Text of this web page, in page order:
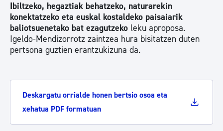
Ibiltzeko, hegaztiak behatzeko, naturarekin
konektatzeko eta euskal kostaldeko paisaiarik
baliotsuenetako bat ezagutzeko leku aproposa.
Igeldo-Mendizorrotz zaintzea hura bisitatzen duten
pertsona guztien erantzukizuna da.
Deskargatu orrialde honen bertsio osoa eta
xehatua PDF formatuan